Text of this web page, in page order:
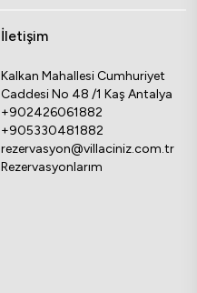
İletişim
Kalkan Mahallesi Cumhuriyet
Caddesi No 48 /1 Kaş Antalya
+902426061882
+905330481882
rezervasyon@villaciniz.com.tr
Rezervasyonlarım